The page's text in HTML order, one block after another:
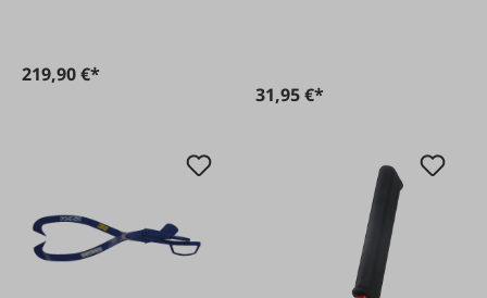
219,90 €*
31,95 €*